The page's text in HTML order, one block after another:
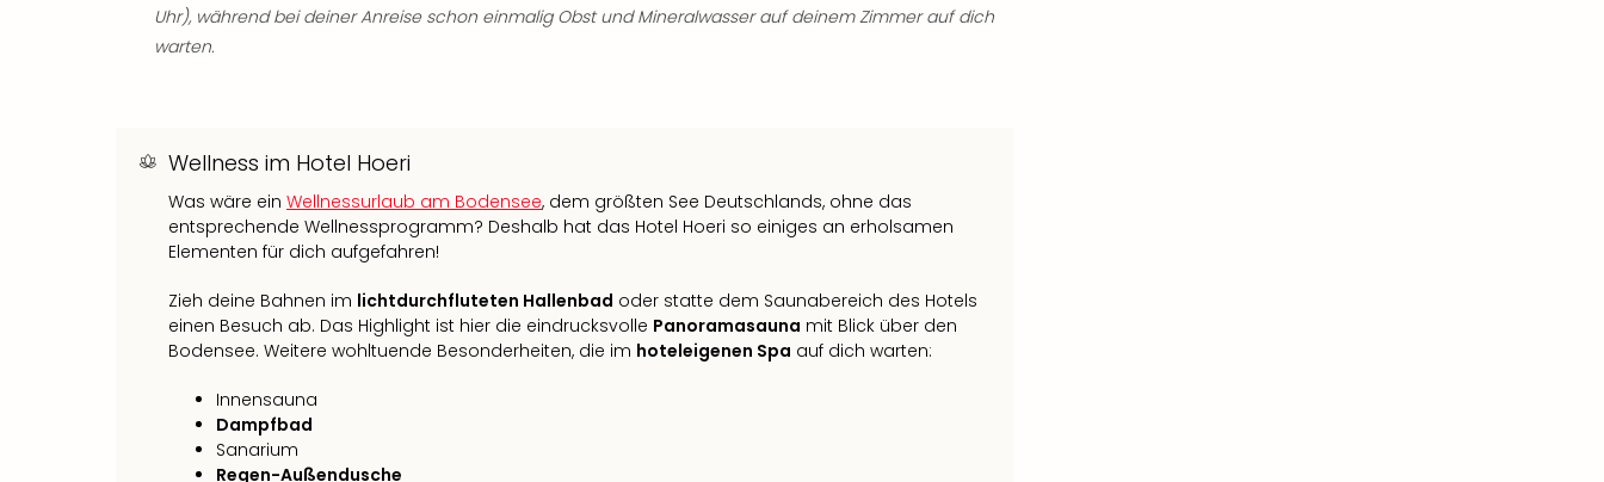
Uhr), während bei deiner Anreise schon einmalig Obst und Mineralwasser auf deinem Zimmer auf dich
warten.
Wellness im Hotel Hoeri
Was wäre ein Wellnessurlaub am Bodensee, dem größten See Deutschlands, ohne das
entsprechende Wellnessprogramm? Deshalb hat das Hotel Hoeri so einiges an erholsamen
Elementen für dich aufgefahren!
Zieh deine Bahnen im lichtdurchfluteten Hallenbad oder statte dem Saunabereich des Hotels
einen Besuch ab. Das Highlight ist hier die eindrucksvolle Panoramasauna mit Blick über den
Bodensee. Weitere wohltuende Besonderheiten, die im hoteleigenen Spa auf dich warten:
Innensauna
Dampfbad
Sanarium
Regen-Außendusche